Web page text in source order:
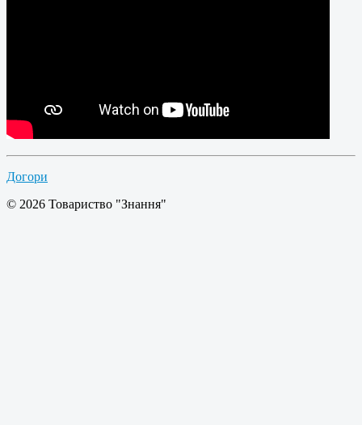
Догори
© 2026 Товариство "Знання"